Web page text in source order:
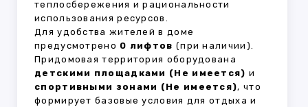
теплосбережения и рациональности
использования ресурсов.
Для удобства жителей в доме
предусмотрено 0 лифтов (при наличии).
Придомовая территория оборудована
детскими площадками (Не имеется) и
спортивными зонами (Не имеется), что
формирует базовые условия для отдыха и